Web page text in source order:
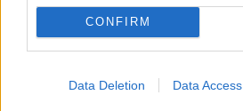
CONFIRM
Data Deletion Data Access